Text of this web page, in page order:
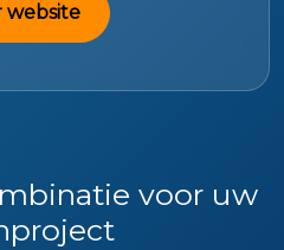
website
voor uw